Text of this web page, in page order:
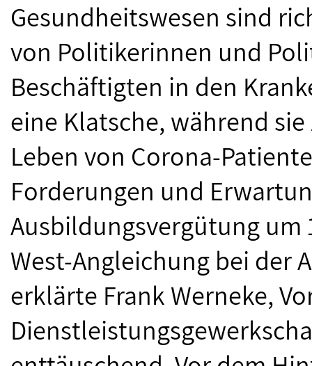
Gesundheitswesen sind
von Politikerinnen und
Beschäftigten in den
eine Klatsche, während
Leben von Corona-
Forderungen und
Ausbildungsvergütung um
West-Angleichung bei der
erklärte Frank Werneke,